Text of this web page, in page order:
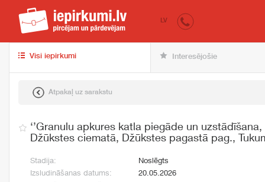
iepirkumi.lv
LV
Visi iepirkumi Interesējošie
Atpakaļ uz sarakstu
‘’Granulu apkures katla piegāde un
Džūkstes ciematā, Džūkstes pagastā pag.,
Stadija:
Noslēgts
Izsludināšanas datums:
20.05.2026